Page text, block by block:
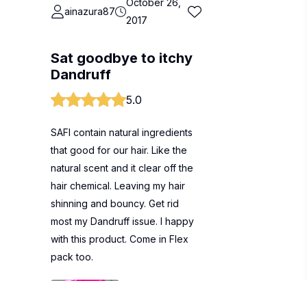
ainazura87
October 26,
2017
Sat goodbye to itchy
Dandruff
5.0
SAFI contain natural ingredients
that good for our hair. Like the
natural scent and it clear off the
hair chemical. Leaving my hair
shinning and bouncy. Get rid
most my Dandruff issue. I happy
with this product. Come in Flex
pack too.